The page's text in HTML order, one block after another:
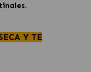
equilibrada,
Y TE